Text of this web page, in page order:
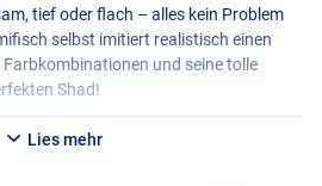
tief oder flach – alles kein Problem
selbst imitiert realistisch einen
und seine tolle
Shad!
Lies mehr